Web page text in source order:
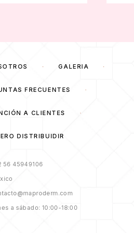
GALERÍA
FRECUENTES
A CLIENTES
DISTRIBUIDIR
56 45949106
a sábado: 10:00-18:00